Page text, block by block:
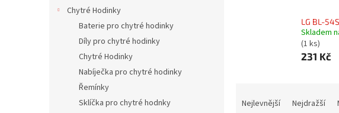
Chytré Hodinky
Baterie pro chytré hodinky
Díly pro chytré hodinky
Chytré Hodinky
Nabíječka pro chytré hodinky
Řemínky
Sklíčka pro chytré hodnky
LG BL-
Skladem
(1 ks)
231 Kč
Nejlevnější Nejdražší